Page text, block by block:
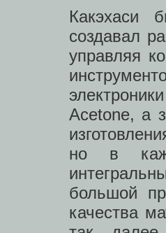
Какэхаси
создавал
управляя
Acetone, а
но в
большой
качества